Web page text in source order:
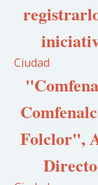
Ciudad
Folclor",